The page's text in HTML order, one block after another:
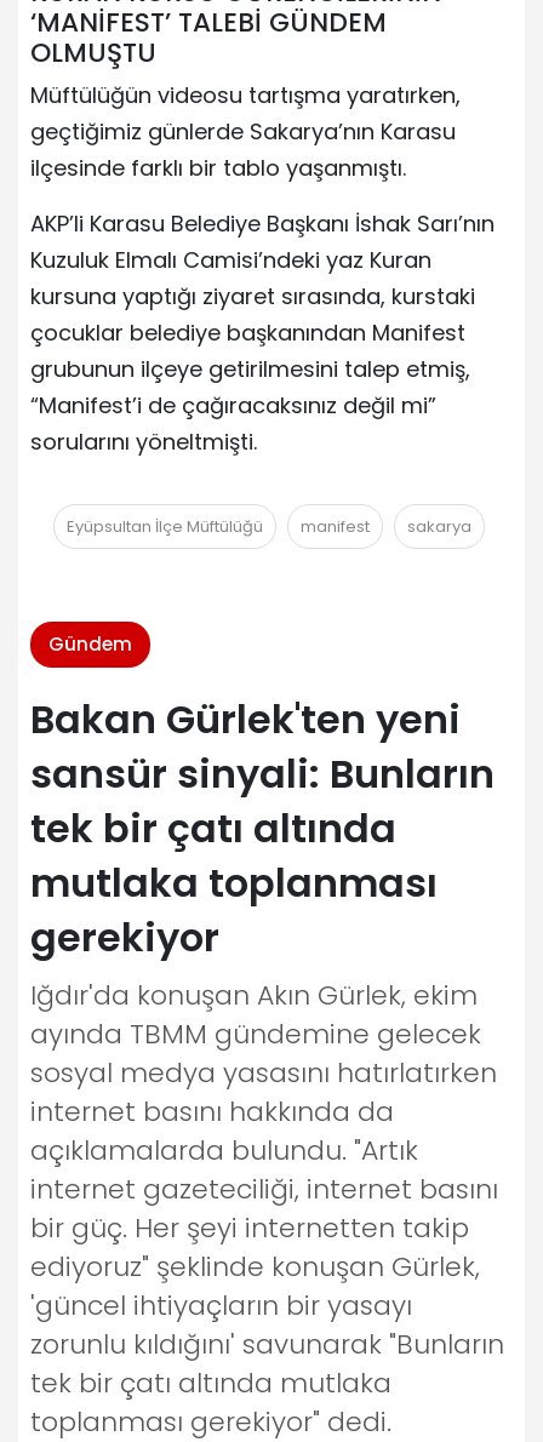
‘MANİFEST’ TALEBİ GÜNDEM
OLMUŞTU
Müftülüğün videosu tartışma yaratırken,
geçtiğimiz günlerde Sakarya’nın Karasu
ilçesinde farklı bir tablo yaşanmıştı.
AKP’li Karasu Belediye Başkanı İshak Sarı’nın
Kuzuluk Elmalı Camisi’ndeki yaz Kuran
kursuna yaptığı ziyaret sırasında, kurstaki
çocuklar belediye başkanından Manifest
grubunun ilçeye getirilmesini talep etmiş,
“Manifest’i de çağıracaksınız değil mi”
sorularını yöneltmişti.
Eyüpsultan İlçe Müftülüğü manifest sakarya
Gündem
Bakan Gürlek'ten yeni
sansür sinyali: Bunların
tek bir çatı altında
mutlaka toplanması
gerekiyor
Iğdır'da konuşan Akın Gürlek, ekim
ayında TBMM gündemine gelecek
sosyal medya yasasını hatırlatırken
internet basını hakkında da
açıklamalarda bulundu. "Artık
internet gazeteciliği, internet basını
bir güç. Her şeyi internetten takip
ediyoruz" şeklinde konuşan Gürlek,
'güncel ihtiyaçların bir yasayı
zorunlu kıldığını' savunarak "Bunların
tek bir çatı altında mutlaka
toplanması gerekiyor" dedi.